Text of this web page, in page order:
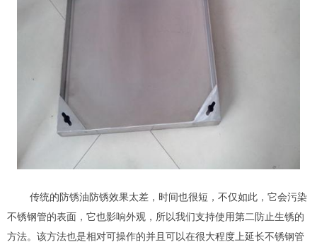
传统的防锈油防锈效果太差，时间也很短，不仅如此，它会污染
不锈钢管的表面，它也影响外观，所以我们支持使用第二防止生锈的
方法。该方法也是相对可操作的并且可以在很大程度上延长不锈钢管